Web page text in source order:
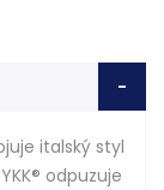
italský styl
odpuzuje